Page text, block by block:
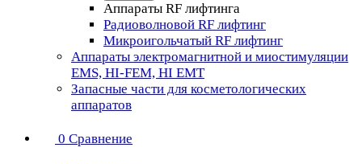
Аппараты RF лифтинга
Радиоволновой RF лифтинг
Микроигольчатый RF лифтинг
Аппараты электромагнитной и миостимуляции
EMS, HI-FEM, HI EMT
Запасные части для косметологических
аппаратов
0 Сравнение